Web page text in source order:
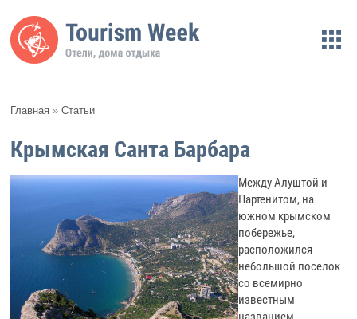
Главная »Статьи
Крымская Санта Барбара
Между Алуштой и
Партенитом, на
южном крымском
побережье,
расположился
небольшой поселок
со всемирно
известным